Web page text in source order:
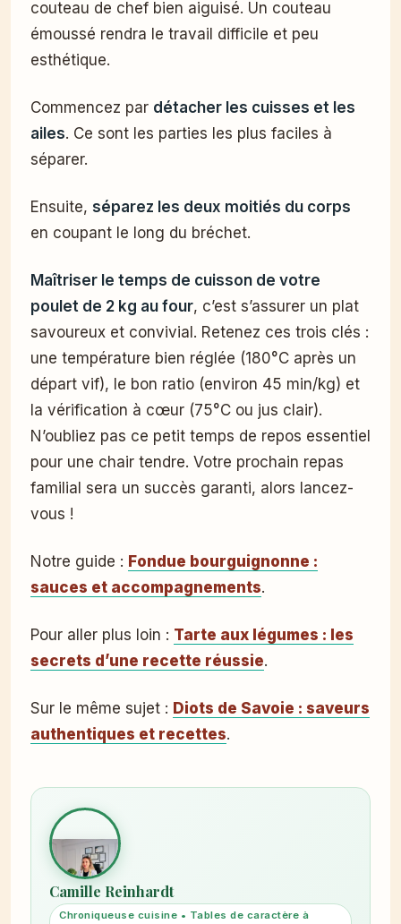
couteau de chef bien aiguisé. Un couteau
émoussé rendra le travail difficile et peu
esthétique.
Commencez par détacher les cuisses et les
ailes. Ce sont les parties les plus faciles à
séparer.
Ensuite, séparez les deux moitiés du corps
en coupant le long du bréchet.
Maîtriser le temps de cuisson de votre
poulet de 2 kg au four, c’est s’assurer un plat
savoureux et convivial. Retenez ces trois clés :
une température bien réglée (180°C après un
départ vif), le bon ratio (environ 45 min/kg) et
la vérification à cœur (75°C ou jus clair).
N’oubliez pas ce petit temps de repos essentiel
pour une chair tendre. Votre prochain repas
familial sera un succès garanti, alors lancez-
vous !
Notre guide : Fondue bourguignonne :
sauces et accompagnements.
Pour aller plus loin : Tarte aux légumes : les
secrets d’une recette réussie.
Sur le même sujet : Diots de Savoie : saveurs
authentiques et recettes.
Camille Reinhardt
Chroniqueuse cuisine • Tables de caractère à